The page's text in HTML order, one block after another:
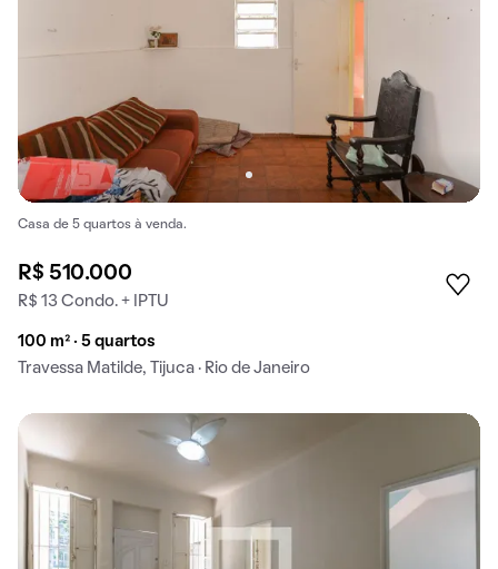
Casa de 5 quartos à venda.
R$ 510.000
R$ 13 Condo. + IPTU
100 m² · 5 quartos
Travessa Matilde, Tijuca · Rio de Janeiro